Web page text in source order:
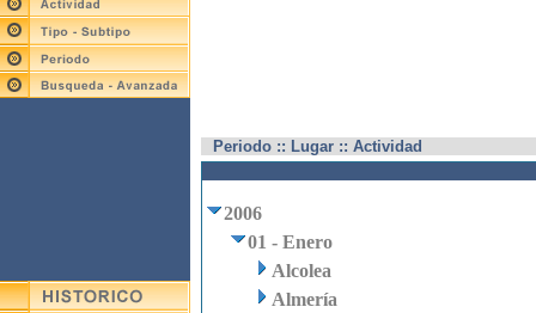
Periodo :: Lugar :: Actividad
2006
01 - Enero
Alcolea
Almería